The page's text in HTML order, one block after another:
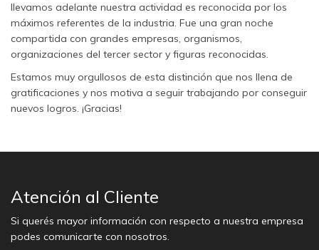
llevamos adelante nuestra actividad es reconocida por los
máximos referentes de la industria. Fue una gran noche
compartida con grandes empresas, organismos,
organizaciones del tercer sector y figuras reconocidas.
Estamos muy orgullosos de esta distinción que nos llena de
gratificaciones y nos motiva a seguir trabajando por conseguir
nuevos logros. ¡Gracias!
Atención al Cliente
Si querés mayor información con respecto a nuestra empresa
podes comunicarte con nosotros.